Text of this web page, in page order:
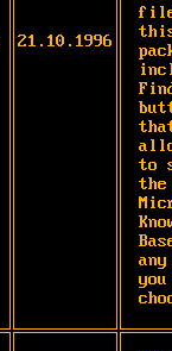
21.10.1996
to
the
you